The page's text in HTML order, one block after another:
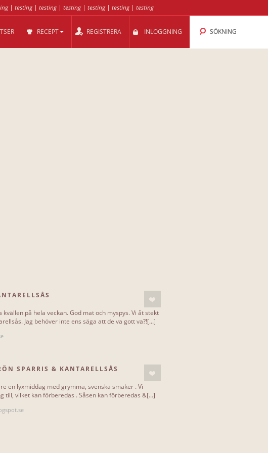
| testing| testing| testing| testing| testing| testing
RECEPT REGISTRERA INLOGGNING SÖKNING
på hela veckan. God mat och myspys. Vi åt stekt
Jag behöver inte ens säga att de va gott va?![...]
SPARRIS & KANTARELLSÅS
en lyxmiddag med grymma, svenska smaker . Vi
till, vilket kan förberedas . Såsen kan förberedas &[...]